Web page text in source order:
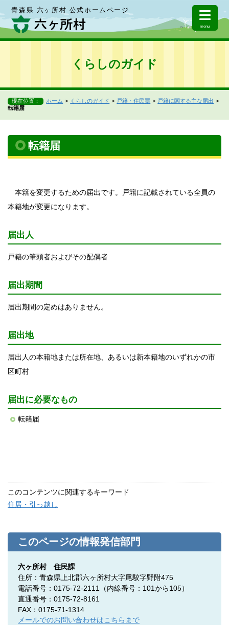
青森県 六ヶ所村 公式ホームページ
menu
くらしのガイド
現在位置： ホーム くらしのガイド 戸籍・住民票
戸籍に関する主な届出
転籍届
転籍届
本籍を変更するための届出です。戸籍に記載されている全員の
本籍地が変更になります。
届出人
戸籍の筆頭者およびその配偶者
届出期間
届出期間の定めはありません。
届出地
届出人の本籍地または所在地、あるいは新本籍地のいずれかの市
区町村
届出に必要なもの
転籍届
このコンテンツに関連するキーワード
住居・引っ越し
このページの情報発信部門
六ヶ所村 住民課
住所：青森県上北郡六ヶ所村大字尾駮字野附475
電話番号：0175-72-2111（内線番号：101から105）
直通番号：0175-72-8161
FAX：0175-71-1314
メールでのお問い合わせはこちらまで